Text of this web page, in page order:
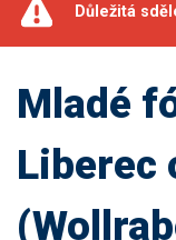
Důležitá
Mladé
Liberec